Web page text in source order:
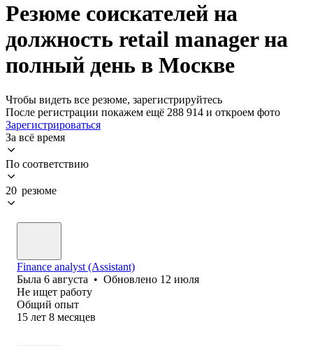
Резюме соискателей на
должность retail manager на
полный день в Москве
Чтобы видеть все резюме, зарегистрируйтесь
После регистрации покажем ещё 288 914 и откроем фото
Зарегистрироваться
За всё время
По соответствию
20 резюме
Finance analyst (Assistant)
Была 6 августа • Обновлено 12 июля
Не ищет работу
Общий опыт
15 лет 8 месяцев